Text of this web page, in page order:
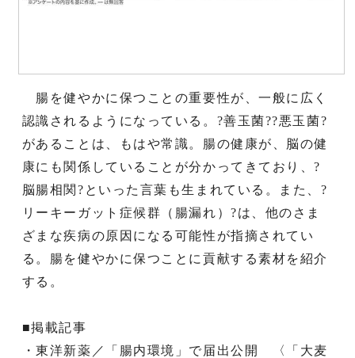
腸を健やかに保つことの重要性が、一般に広く
認識されるようになっている。?善玉菌??悪玉菌?
があることは、もはや常識。腸の健康が、脳の健
康にも関係していることが分かってきており、?
脳腸相関?といった言葉も生まれている。また、?
リーキーガット症候群（腸漏れ）?は、他のさま
ざまな疾病の原因になる可能性が指摘されてい
る。腸を健やかに保つことに貢献する素材を紹介
する。
■掲載記事
・東洋新薬／「腸内環境」で届出公開 〈「大麦